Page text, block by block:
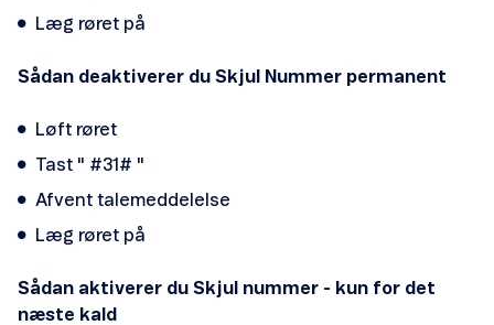
Læg røret på
Sådan deaktiverer du Skjul Nummer permanent
Løft røret
Tast " #31# "
Afvent talemeddelelse
Læg røret på
Sådan aktiverer du Skjul nummer - kun for det
næste kald